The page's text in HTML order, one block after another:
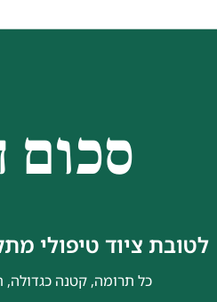
סכום
לטובת ציוד טיפולי
כל תרומה, קטנה כגדולה,